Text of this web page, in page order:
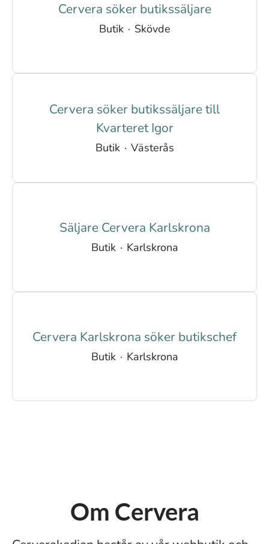
Cervera söker butikssäljare
Butik · Skövde
Cervera söker butikssäljare till
Kvarteret Igor
Butik · Västerås
Säljare Cervera Karlskrona
Butik · Karlskrona
Cervera Karlskrona söker butikschef
Butik · Karlskrona
Om Cervera